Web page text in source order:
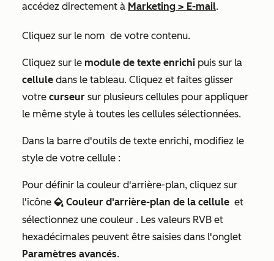
accédez directement à Marketing > E-mail.
Cliquez sur le nom de votre contenu.
Cliquez sur le module de texte enrichi puis sur la
cellule dans le tableau. Cliquez et faites glisser
votre curseur sur plusieurs cellules pour appliquer
le même style à toutes les cellules sélectionnées.
Dans la barre d'outils de texte enrichi, modifiez le
style de votre cellule :
Pour définir la couleur d'arrière-plan, cliquez sur
l'icône backgroundColor Couleur d'arrière-plan de la cellule et
sélectionnez une couleur . Les valeurs RVB et
hexadécimales peuvent être saisies dans l'onglet
Paramètres avancés.